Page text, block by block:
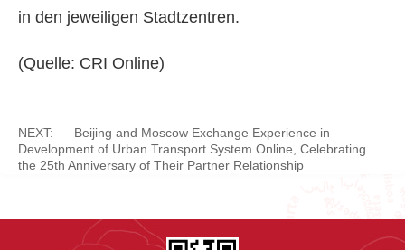
in den jeweiligen Stadtzentren.
(Quelle: CRI Online)
NEXT:
Beijing and Moscow Exchange Experience in
Development of Urban Transport System Online, Celebrating
the 25th Anniversary of Their Partner Relationship